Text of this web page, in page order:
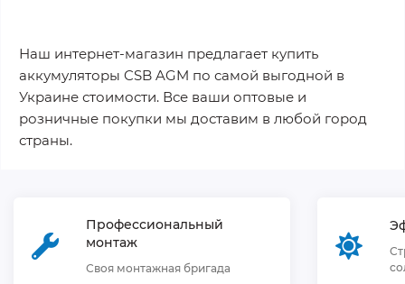
Наш интернет-магазин предлагает купить
аккумуляторы CSB AGM по самой выгодной в
Украине стоимости. Все ваши оптовые и
розничные покупки мы доставим в любой город
страны.
Профессиональный
монтаж
Своя монтажная бригада